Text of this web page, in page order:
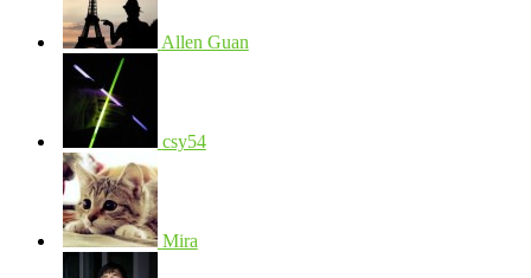
Allen Guan
csy54
Mira